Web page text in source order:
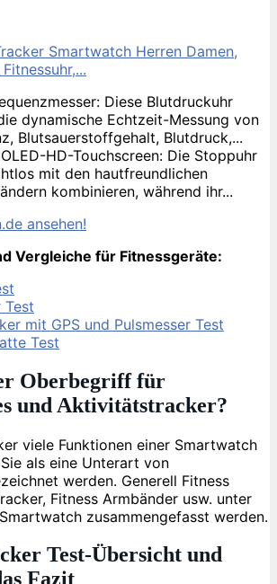
Smartwatch Herren Damen,
Diese Blutdruckuhr
dynamische Echtzeit-Messung von
Blutsauerstoffgehalt, Blutdruck,...
HD-Touchscreen: Die Stoppuhr
mit den hautfreundlichen
kombinieren, während ihr...
ansehen!
Vergleiche für Fitnessgeräte:
Test
mit GPS und Pulsmesser Test
Test
Oberbegriff für
und Aktivitätstracker?
viele Funktionen einer Smartwatch
als eine Unterart von
werden. Generell Fitness
Fitness Armbänder usw. unter
zusammengefasst werden.
Test-Übersicht und
Fazit